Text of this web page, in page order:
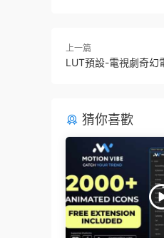
上一篇
LUT預設-電視劇奇幻
猜你喜歡